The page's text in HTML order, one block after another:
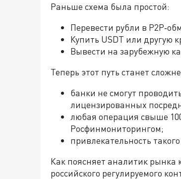
Раньше схема была простой:
Перевести рубли в
Купить USDT или другую
Вывести на зарубежную
Теперь этот путь станет
банки не смогут
лицензированных
любая операция свыше
Росфинмониторингом;
привлекательность
Как поясняет аналитик рынка
российского регулируемого